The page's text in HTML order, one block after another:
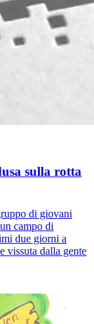
sulla rotta
di giovani
campo di
due giorni a
vissuta dalla gente